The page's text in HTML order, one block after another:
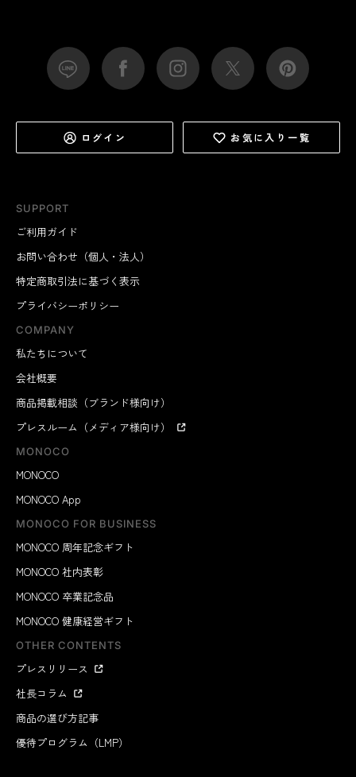
SUPPORT
ご利用ガイド
お問い合わせ（個人・法人）
特定商取引法に基づく表示
プライバシーポリシー
COMPANY
私たちについて
会社概要
商品掲載相談（ブランド様向け）
プレスルーム（メディア様向け）
MONOCO
MONOCO
MONOCO App
MONOCO FOR BUSINESS
MONOCO 周年記念ギフト
MONOCO 社内表彰
MONOCO 卒業記念品
MONOCO 健康経営ギフト
OTHER CONTENTS
プレスリリース
社長コラム
商品の選び方記事
優待プログラム（LMP）
ログイン お気に入り一覧